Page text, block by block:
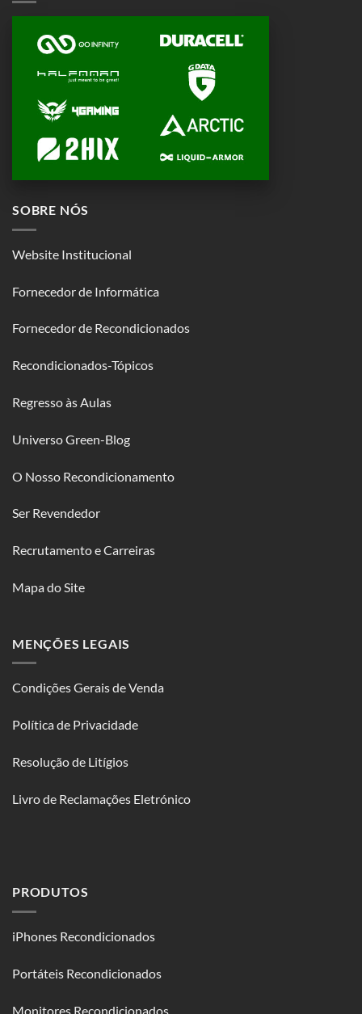
SOBRE NÓS
Website Institucional
Fornecedor de Informática
Fornecedor de Recondicionados
Recondicionados-Tópicos
Regresso às Aulas
Universo Green-Blog
O Nosso Recondicionamento
Ser Revendedor
Recrutamento e Carreiras
Mapa do Site
MENÇÕES LEGAIS
Condições Gerais de Venda
Política de Privacidade
Resolução de Litígios
Livro de Reclamações Eletrónico
PRODUTOS
iPhones Recondicionados
Portáteis Recondicionados
Monitores Recondicionados